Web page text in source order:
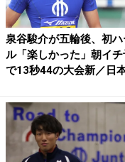
泉谷駿介が五輪後、初ハ
ル「楽しかった」朝イ
で13秒44の大会新／日